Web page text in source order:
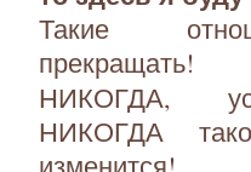
Такие
прекращать!
НИКОГДА,
НИКОГДА